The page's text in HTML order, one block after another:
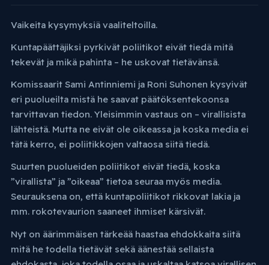
Vaikeita kysymyksiä vaaliteltoilla.
Kuntapäättäjiksi pyrkivät poliitikot eivät tiedä mitä
tekevät ja mikä pahinta – he uskovat tietävänsä.
Komissaarit Sami Antinniemi ja Roni Suhonen kysyivät
eri puolueilta mistä he saavat päätöksentekoonsa
tarvittavan tiedon. Yleisimmin vastaus on – virallisista
lähteistä. Mutta ne eivät ole oikeassa ja koska media ei
tätä kerro, ei poliitikkojen valtaosa siitä tiedä.
Suurten puolueiden poliitikot eivät tiedä, koska
”virallista” ja ”oikeaa” tietoa seuraa myös media.
Seurauksena on, että kuntapoliitikot rikkovat lakia ja
mm. rokotevaurion saaneet ihmiset kärsivät.
Nyt on äärimmäisen tärkeää haastaa ehdokkaita siitä
mitä he todella tietävät sekä äänestää sellaista